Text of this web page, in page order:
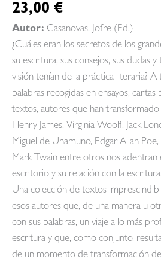
23,00 €
Autor: Casanovas, Jofre (Ed.)
¿Cuáles eran los secretos de los
su escritura, sus consejos, sus dudas
visión tenían de la práctica literaria? A
palabras recogidas en ensayos,
textos, autores que han
Henry James, Virginia Woolf, Jack
Miguel de Unamuno, Edgar Allan
Mark Twain entre otros nos adentran
escritorio y su relación con la escritura.
Una colección de textos
esos autores que, de una manera u
con sus palabras, un viaje a lo más
escritura y que, como conjunto,
de un momento de transformación